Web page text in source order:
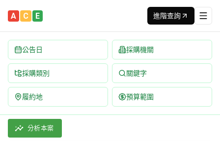
A C E 進階查詢
公告日 採購機關
採購類別 關鍵字
履約地 預算範圍
115年福德國小二信樓東側廁所整修工程 招標公告 | 案號：
採購類別：工程類 室內裝潢工程 | 招標方式：公開招標 |
分析本案